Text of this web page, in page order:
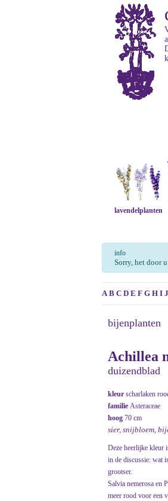
lavendelplanten
info
Sorry, het door
A B C D E F G H I J
bijenplanten
Achillea
duizendblad
kleur scharlaken
familie Asteraceae
hoog 70 cm
sier, snijbloem,
Deze heerlijke kleur
in de discussie: wat
grootser.
Salvia nemerosa en
meer rood voor een